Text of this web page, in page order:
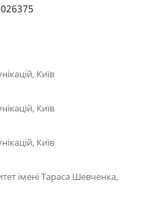
Київ
Київ
Київ
імені Тараса Шевченка,